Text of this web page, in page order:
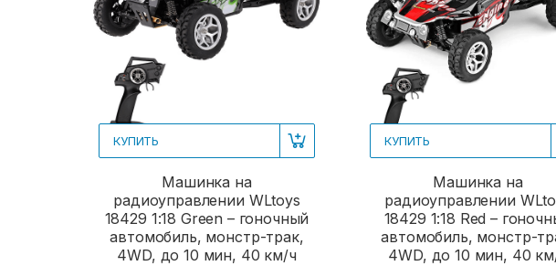
КУПИТЬ
Машинка на
радиоуправлении WLtoys
18429 1:18 Green – гоночный
автомобиль, монстр-трак,
4WD, до 10 мин, 40 км/ч
КУПИТЬ
Машинка на
радиоуправлении
18429 1:18 Red –
автомобиль, монстр-
4WD, до 10 мин, 40